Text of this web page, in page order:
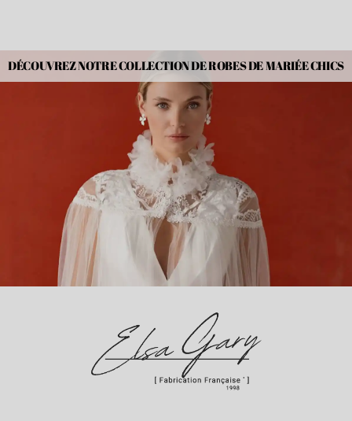
DÉCOUVREZ NOTRE COLLECTION DE ROBES DE MARIÉE CHICS